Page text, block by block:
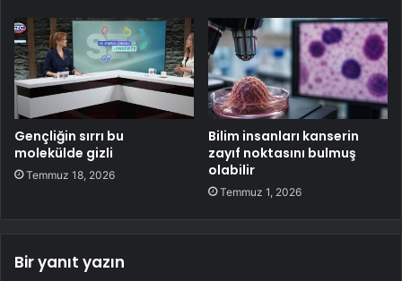
Gençliğin sırrı bu
molekülde gizli
Temmuz 18, 2026
Bilim insanları kanserin
zayıf noktasını bulmuş
olabilir
Temmuz 1, 2026
Bir yanıt yazın